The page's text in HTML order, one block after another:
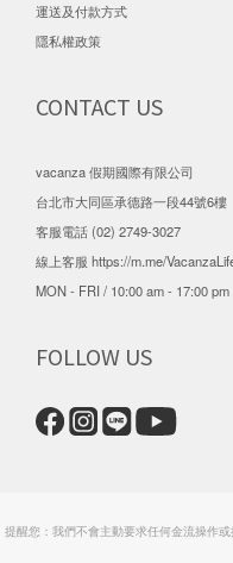
運送及付款方式
隱私權政策
CONTACT US
vacanza 假期國際有限公司
台北市大同區承德路一段44號6樓
客服電話 (02) 2749-3027
線上客服 https://m.me/
MON - FRI / 10:00 am - 17:00 pm
FOLLOW US
提醒您：我們不會主動要求任何金流操作